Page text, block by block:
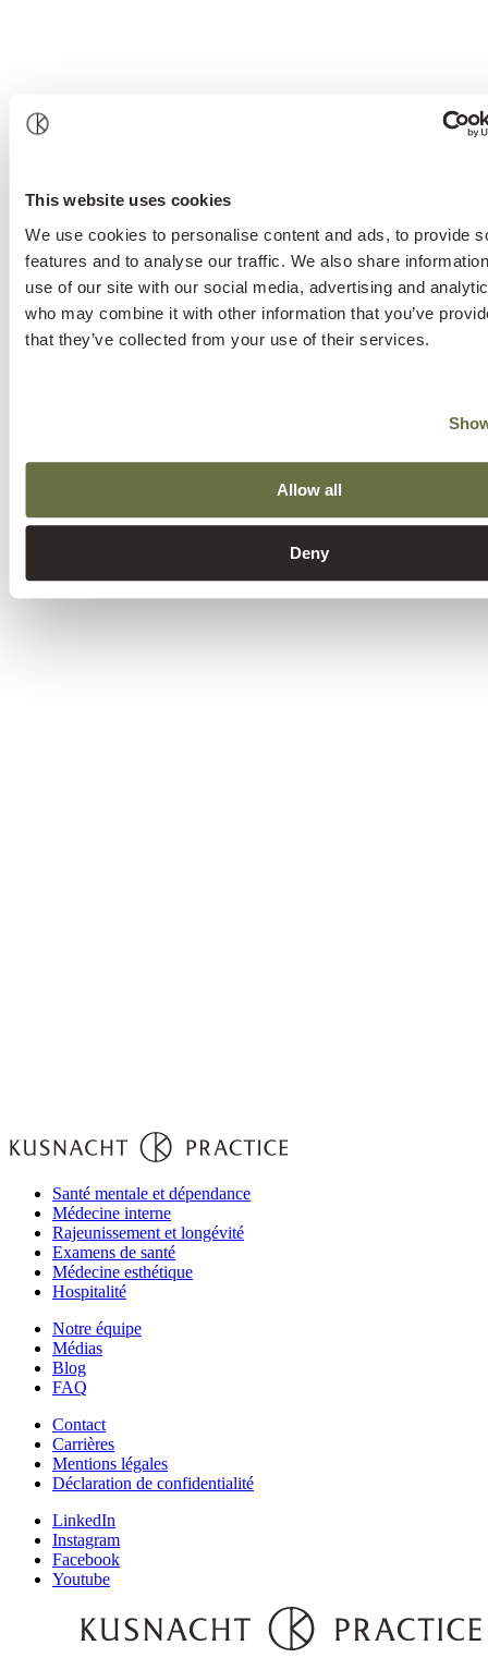
This website uses cookies
We use cookies to personalise content and ads, to provide
features and to analyse our traffic. We also share
use of our site with our social media, advertising and
who may combine it with other information that you’ve
that they’ve collected from your use of their services.
Allow all
Deny
Santé mentale et dépendance
Médecine interne
Rajeunissement et longévité
Examens de santé
Médecine esthétique
Hospitalité
Notre équipe‌
Médias
Blog
FAQ
Contact
Carrières
Mentions légales
Déclaration de confidentialité
LinkedIn
Instagram
Facebook
Youtube